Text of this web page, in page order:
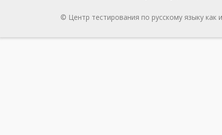
© Центр тестирования по русскому языку как